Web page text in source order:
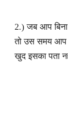
2.) जब आप
तो उस समय आप
खुद इसका पता